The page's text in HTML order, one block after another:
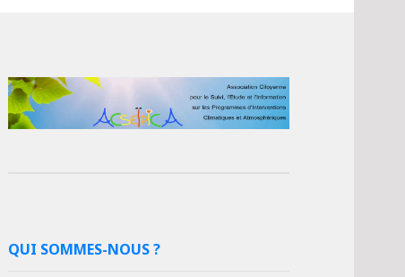
QUI SOMMES-NOUS ?